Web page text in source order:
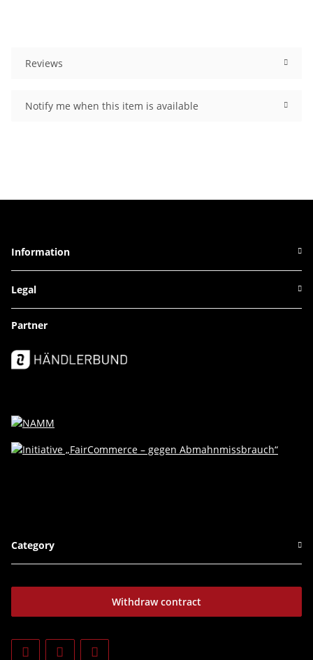
Reviews
Notify me when this item is available
Information
Legal
Partner
Category
Withdraw contract